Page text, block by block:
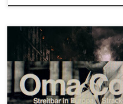
„Das Theaterstück ist eine Warnung
durch geschicktes Handeln an einem
[…]